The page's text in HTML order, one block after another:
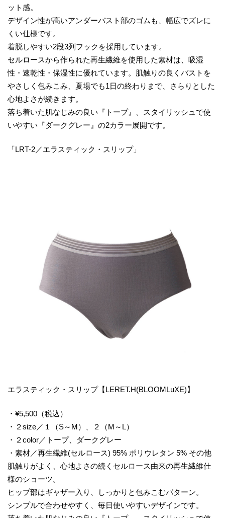
ット感。
デザイン性が高いアンダーバスト部のゴムも、幅広でズレに
くい仕様です。
着脱しやすい2段3列フックを採用しています。
セルロースから作られた再生繊維を使用した素材は、吸湿
性・速乾性・保湿性に優れています。肌触りの良くバストを
やさしく包みこみ、夏場でも1日の終わりまで、さらりとした
心地よさが続きます。
落ち着いた肌なじみの良い『トープ』、スタイリッシュで使
いやすい『ダークグレー』の2カラー展開です。
「LRT-2／エラスティック・スリップ」
エラスティック・スリップ【LERET.H(BLOOMLuXE)】
・¥5,500（税込）
・２size／１（S～M）、２（M～L）
・２color／トープ、ダークグレー
・素材／再生繊維(セルロース) 95% ポリウレタン 5% その他
肌触りがよく、心地よさの続くセルロース由来の再生繊維仕
様のショーツ。
ヒップ部はギャザー入り、しっかりと包みこむパターン。
シンプルで合わせやすく、毎日使いやすいデザインです。